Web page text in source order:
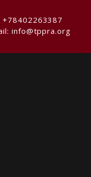
+78402263387
info@tppra.org